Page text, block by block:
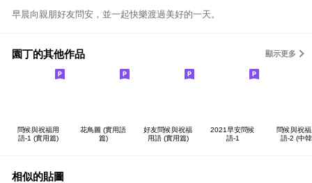
早晨向親朋好友問安，並一起快樂渡過美好的一天。
園丁的其他作品 顯示更多
問候與祝福用
語-1 (實用篇)
花鳥圖 (實用語
篇)
好友問候與祝福
用語 (實用篇)
2021早安問候
語-1
問候與祝
語-2 (中
相似的貼圖